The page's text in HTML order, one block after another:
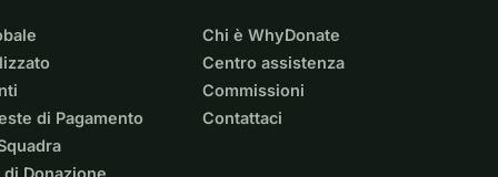
di Pagamento
Chi è WhyDonate
Centro assistenza
Commissioni
Contattaci